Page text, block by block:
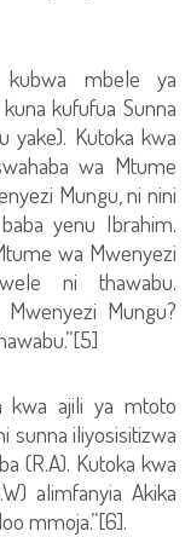
kubwa mbele ya
kufufua Sunna
yake). Kutoka kwa
wa Mtume
Mungu, ni nini
yenu Ibrahim.
wa Mwenyezi
ni thawabu.
Mungu?
kwa ajili ya mtoto
sunna iliyosisitizwa
(R.A). Kutoka kwa
alimfanyia Akika
mmoja.”[6].